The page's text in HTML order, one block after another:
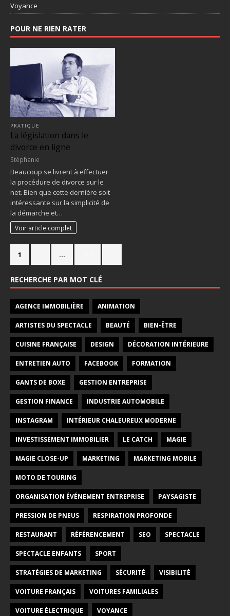
Voyance
POUR NE RIEN RATER
PRATIQUE
La législation dans le
divorce en ligne
Stéphanie
Beaucoup se livrent à effectuer
la procédure de divorce sur le
net. Bien que cette dernière soit
intéressante sur la simplicité de
la démarche et…
Voir article complet
1 …
RECHERCHE PAR MOT CLÉ
AGENCE IMMOBILIÈRE ANIMATION
ARTISTES DU SPECTACLE BEAUTÉ BIEN-ÊTRE
CUISINE FRANÇAISE DESIGN DÉCORATION INTÉRIEURE
ENTRETIEN AUTO FACEBOOK FORMATION
GANTS DE BOXE GESTION ENTREPRISE
GESTION FINANCE INDUSTRIE AUTOMOBILE
INSTAGRAM INTÉRIEUR CHALEUREUX MODERNE
INVESTISSEMENT IMMOBILIER LE CATCH MAGIE
MAGIE CLOSE-UP MARKETING MARKETING MOBILE
MOTO DE TOURING
ORGANISATION ÉVÉNEMENT ENTREPRISE PAYSAGISTE
PRESSION DE PNEUS RESPIRATION PROFONDE
RESTAURANT RÉFÉRENCEMENT SEO SPECTACLE
SPECTACLE ENFANTS SPORT
STRATÉGIES DE MARKETING SÉCURITÉ VISIBILITÉ
VOITURE FRANÇAIS VOITURES FAMILIALES
VOITURE ÉLECTRIQUE VOYANCE